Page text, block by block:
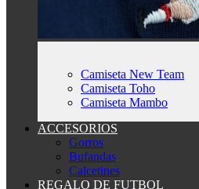
Camiseta New Team
Camiseta Toho
Camiseta Mambo
ACCESORIOS
Gorros
Bufandas
Calcetines
REGALO DE FUTBOL